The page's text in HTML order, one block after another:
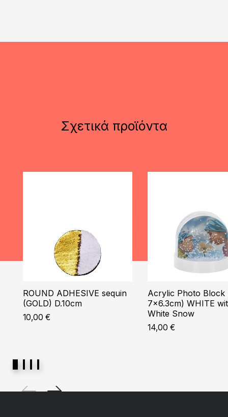
Σχετικά προϊόντα
ROUND ADHESIVE sequin
(GOLD) D.10cm
10,00 €
Acrylic Photo Block
7×6.3cm) WHITE
White Snow
14,00 €